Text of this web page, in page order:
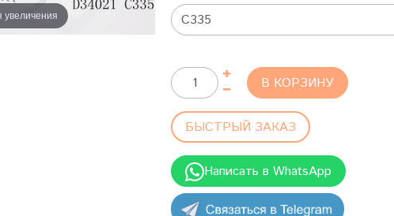
увеличения
В КОРЗИНУ
БЫСТРЫЙ ЗАКАЗ
Написать в WhatsApp